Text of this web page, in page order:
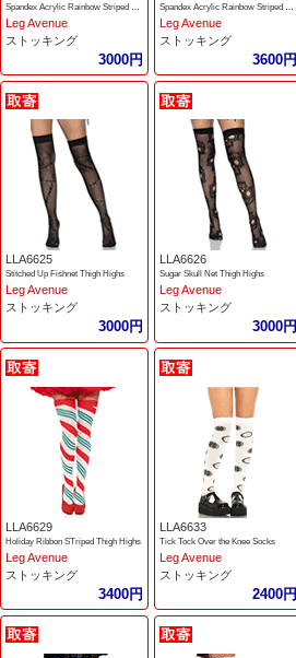
Spandex Acrylic Rainbow Striped Thigh Highs
Leg Avenue
ストッキング
3000円
Spandex Acrylic Rainbow Striped Thigh Highs
Leg Avenue
ストッキング
3600円
LLA6625
Stitched Up Fishnet Thigh Highs
Leg Avenue
ストッキング
3000円
LLA6626
Sugar Skull Net Thigh Highs
Leg Avenue
ストッキング
3000円
LLA6629
Holiday Ribbon STriped Thigh Highs
Leg Avenue
ストッキング
3400円
LLA6633
Tick Tock Over the Knee Socks
Leg Avenue
ストッキング
2400円